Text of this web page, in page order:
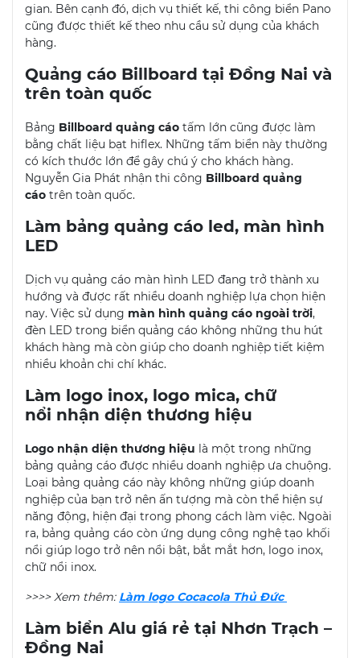
gian. Bên cạnh đó, dịch vụ thiết kế, thi công biển Pano
cũng được thiết kế theo nhu cầu sử dụng của khách
hàng.
Quảng cáo Billboard tại Đồng Nai và
trên toàn quốc
Bảng Billboard quảng cáo tấm lớn cũng được làm
bằng chất liệu bạt hiflex. Những tấm biển này thường
có kích thước lớn để gây chú ý cho khách hàng.
Nguyễn Gia Phát nhận thi công Billboard quảng
cáo trên toàn quốc.
Làm bảng quảng cáo led, màn hình
LED
Dịch vụ quảng cáo màn hình LED đang trở thành xu
hướng và được rất nhiều doanh nghiệp lựa chọn hiện
nay. Việc sử dụng màn hình quảng cáo ngoài trời,
đèn LED trong biển quảng cáo không những thu hút
khách hàng mà còn giúp cho doanh nghiệp tiết kiệm
nhiều khoản chi chí khác.
Làm logo inox, logo mica, chữ
nổi nhận diện thương hiệu
Logo nhận diện thương hiệu là một trong những
bảng quảng cáo được nhiều doanh nghiệp ưa chuộng.
Loại bảng quảng cáo này không những giúp doanh
nghiệp của bạn trở nên ấn tượng mà còn thể hiện sự
năng động, hiện đại trong phong cách làm việc. Ngoài
ra, bảng quảng cáo còn ứng dụng công nghệ tạo khối
nổi giúp logo trở nên nổi bật, bắt mắt hơn, logo inox,
chữ nổi inox.
>>>> Xem thêm: Làm logo Cocacola Thủ Đức
Làm biển Alu giá rẻ tại Nhơn Trạch –
Đồng Nai